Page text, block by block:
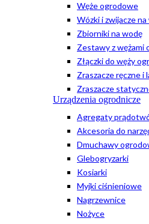
Węże ogrodowe
Wózki i zwijacze
Zbiorniki na wodę
Zestawy z wężami
Złączki do węży
Zraszacze ręczne i
Zraszacze
Urządzenia ogrodnicze
Agregaty
Akcesoria do
Dmuchawy
Glebogryzarki
Kosiarki
Myjki ciśnieniowe
Nagrzewnice
Nożyce